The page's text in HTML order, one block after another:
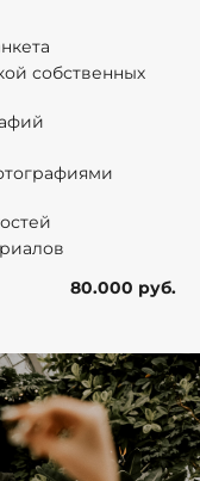
собственных
80.000 руб.